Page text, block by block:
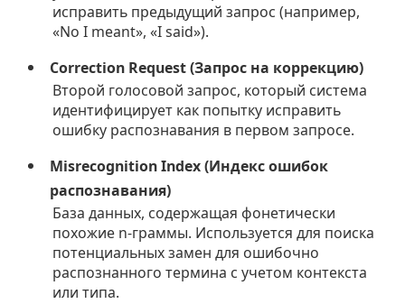
исправить предыдущий запрос (например,
«No I meant», «I said»).
Correction Request (Запрос на коррекцию)
Второй голосовой запрос, который система
идентифицирует как попытку исправить
ошибку распознавания в первом запросе.
Misrecognition Index (Индекс ошибок
распознавания)
База данных, содержащая фонетически
похожие n-граммы. Используется для поиска
потенциальных замен для ошибочно
распознанного термина с учетом контекста
или типа.